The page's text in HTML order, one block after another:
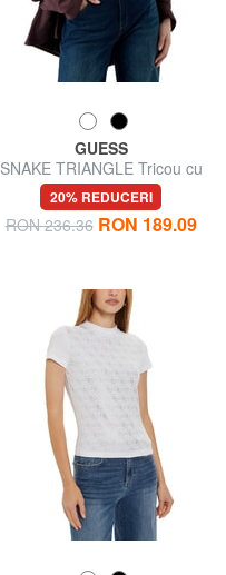
GUESS
SNAKE TRIANGLE Tricou cu
mânecă scurtă
20% REDUCERI
RON 236.36 RON 189.09